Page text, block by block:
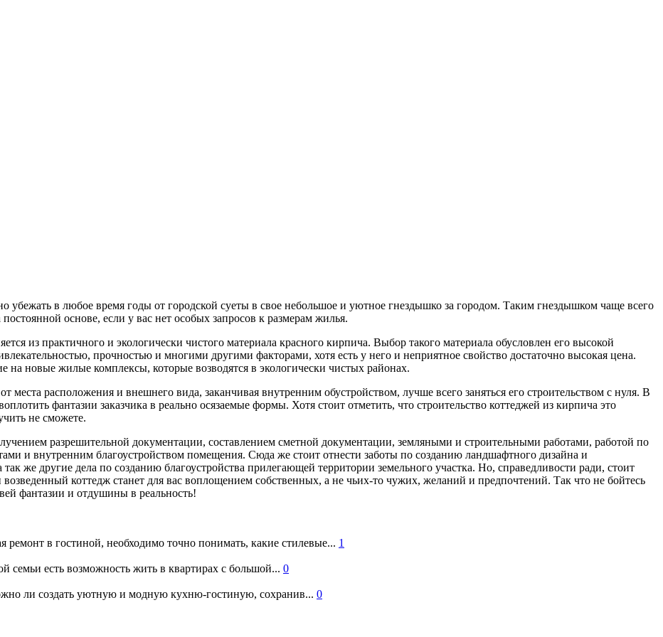
убежать в любое время годы от городской суеты в свое небольшое и уютное гнездышко за городом. Таким гнездышком чаще всего
основе, если у вас нет особых запросов к размерам жилья.
из практичного и экологически чистого материала красного кирпича. Выбор такого материала обусловлен его высокой
прочностью и многими другими факторами, хотя есть у него и неприятное свойство достаточно высокая цена.
на новые жилые комплексы, которые возводятся в экологически чистых районах.
места расположения и внешнего вида, заканчивая внутренним обустройством, лучше всего заняться его строительством с нуля. В
фантазии заказчика в реально осязаемые формы. Хотя стоит отметить, что строительство коттеджей из кирпича это
не сможете.
разрешительной документации, составлением сметной документации, земляными и строительными работами, работой по
и внутренним благоустройством помещения. Сюда же стоит отнести заботы по созданию ландшафтного дизайна и
же другие дела по созданию благоустройства прилегающей территории земельного участка. Но, справедливости ради, стоит
возведенный коттедж станет для вас воплощением собственных, а не чьих-то чужих, желаний и предпочтений. Так что не бойтесь
фантазии и отдушины в реальность!
ремонт в гостиной, необходимо точно понимать, какие стилевые... 1
семьи есть возможность жить в квартирах с большой... 0
ли создать уютную и модную кухню-гостиную, сохранив... 0